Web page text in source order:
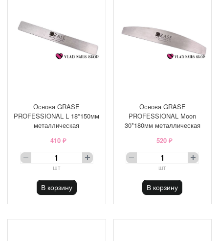
Основа GRASE
PROFESSIONAL L 18*150мм
металлическая
410 ₽
шт
В корзину
Основа GRASE
PROFESSIONAL Moon
30*180мм металлическая
520 ₽
шт
В корзину